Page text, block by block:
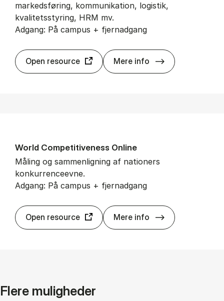
markedsføring, kommunikation, logistik,
kvalitetsstyring, HRM mv.
Adgang: På campus + fjernadgang
Open resource Mere info Eme­rald In­sight
Wor­ld Com­pe­ti­ti­ve­ness On­li­ne
Måling og sammenligning af nationers
konkurrenceevne.
Adgang: På campus + fjernadgang
Open resource Mere info Wor­ld
Flere muligheder